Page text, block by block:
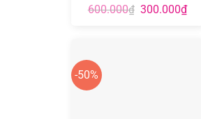
600.000₫ Giá
300.000₫Giá
hiện
-50%